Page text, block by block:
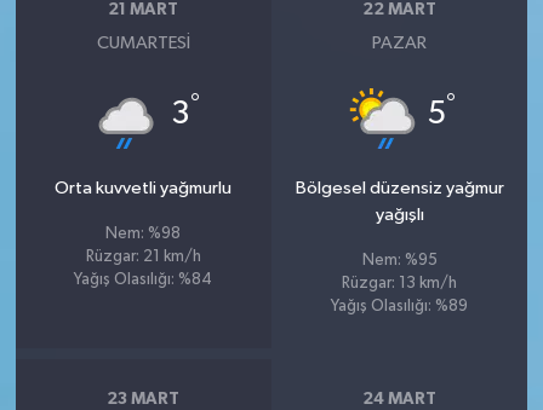
21 MART
CUMARTESI
3°
Orta kuvvetli yağmurlu
Nem: %98
Rüzgar: 21 km/h
Yağış Olasılığı: %84
22 MART
PAZAR
5°
Bölgesel düzensiz yağmur
yağışlı
Nem: %95
Rüzgar: 13 km/h
Yağış Olasılığı: %89
23 MART 24 MART